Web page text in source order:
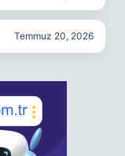
Temmuz 20, 2026